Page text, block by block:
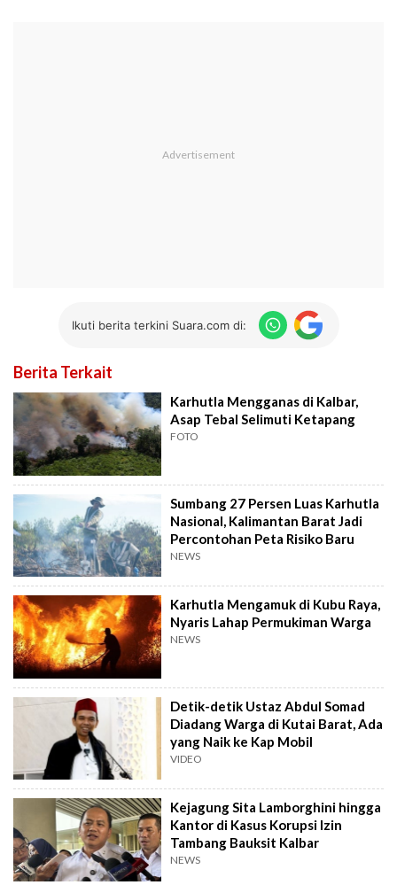
Ikuti berita terkini Suara.com di:
Berita Terkait
Karhutla Mengganas di Kalbar,
Asap Tebal Selimuti Ketapang
FOTO
Sumbang 27 Persen Luas Karhutla
Nasional, Kalimantan Barat Jadi
Percontohan Peta Risiko Baru
NEWS
Karhutla Mengamuk di Kubu Raya,
Nyaris Lahap Permukiman Warga
NEWS
Detik-detik Ustaz Abdul Somad
Diadang Warga di Kutai Barat, Ada
yang Naik ke Kap Mobil
VIDEO
Kejagung Sita Lamborghini hingga
Kantor di Kasus Korupsi Izin
Tambang Bauksit Kalbar
NEWS